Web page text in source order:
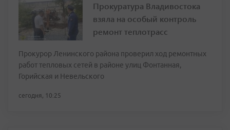
Прокуратура Владивостока
взяла на особый контроль
ремонт теплотрасс
Прокурор Ленинского района проверил ход ремонтных
работ тепловых сетей в районе улиц Фонтанная,
Горийская и Невельского
сегодня, 10:25